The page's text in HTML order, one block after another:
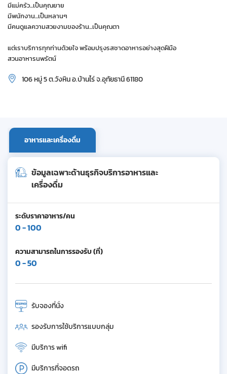
มีแม่ครัว...เป็นคุณยาย
มีพนักงาน...เป็นหลานๆ
มีคนดูแลความสวยงามของร้าน...เป็นคุณตา
แต่เราบริการทุกท่านด้วยใจ พร้อมปรุงรสชาดอาหารอย่างสุดฝีมือ
สวนอาหารนพรัตน์
106 หมู่ 5 ต.วังหิน อ.บ้านไร่ จ.อุทัยธานี 61180
อาหารและเครื่องดื่ม
ข้อมูลเฉพาะด้านธุรกิจบริการอาหารและ
เครื่องดื่ม
ระดับราคาอาหาร/คน
0 - 100
ความสามารถในการรองรับ (ที่)
0 - 50
รับจองที่นั่ง
รองรับการใช้บริการแบบกลุ่ม
มีบริการ wifi
มีบริการที่จอดรถ